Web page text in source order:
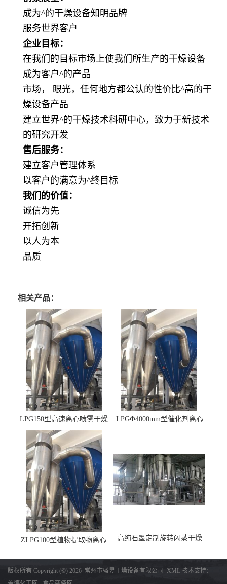
成为^的干燥设备知明品牌
服务世界客户
企业目标：
在我们的目标市场上使我们所生产的干燥设备
成为客户^的产品
市场， 眼光，任何地方都公认的性价比^高的干
燥设备产品
建立世界^的干燥技术科研中心，致力于新技术
的研究开发
售后服务：
建立客户管理体系
以客户的满意为^终目标
我们的价值：
诚信为先
开拓创新
以人为本
品质
相关产品：
LPG150型高速离心喷雾干燥
机 φ2.85m
LPGФ4000mm型催化剂离心
ZLPG100型植物提取物离心
高纯石墨定制旋转闪蒸干燥
版权所有 Copyright (©) 2026 常州市盛昱干燥设备有限公司 XML 技术支持：